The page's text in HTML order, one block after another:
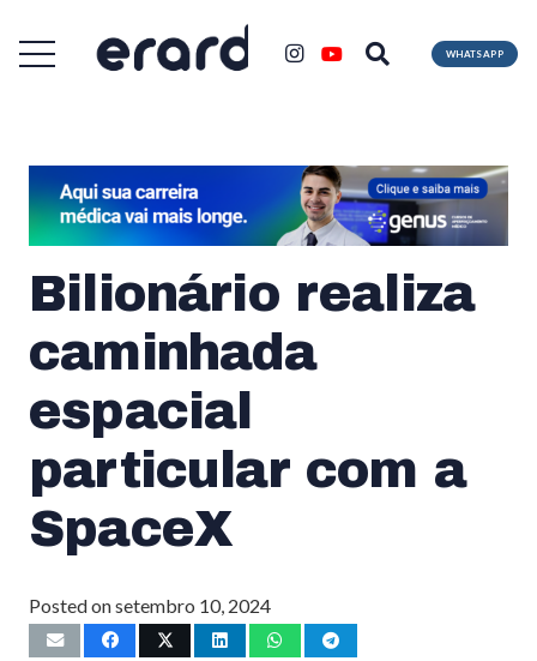
WHATSAPP
Bilionário realiza
caminhada
espacial
particular com a
SpaceX
Posted onsetembro 10, 2024